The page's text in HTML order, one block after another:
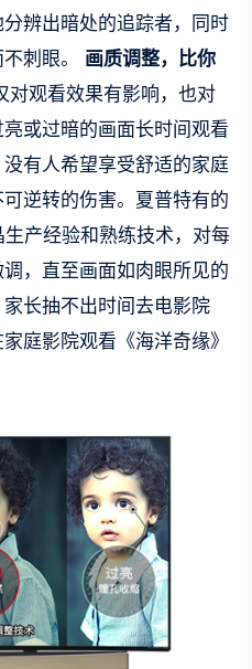
辨出暗处的追踪者，同时
刺眼。 画质调整，比你
对观看效果有影响，也对
或过暗的画面长时间观看
有人希望享受舒适的家庭
逆转的伤害。夏普特有的
产经验和熟练技术，对每
，直至画面如肉眼所见的
长抽不出时间去电影院
庭影院观看《海洋奇缘》